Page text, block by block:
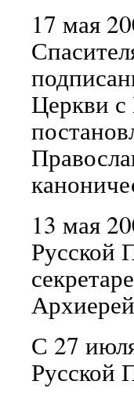
17 мая
Церкви с
13 мая
Русской
С 27
Русской